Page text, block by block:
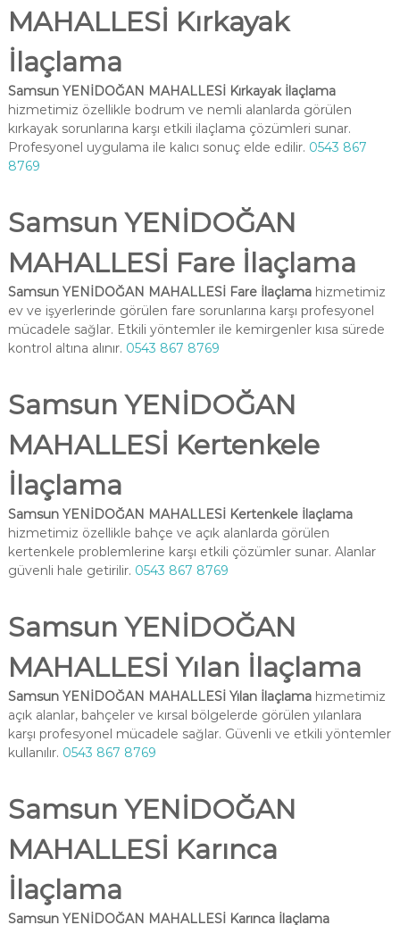
MAHALLESİ Kırkayak
İlaçlama
Samsun YENİDOĞAN MAHALLESİ Kırkayak İlaçlama
hizmetimiz özellikle bodrum ve nemli alanlarda görülen
kırkayak sorunlarına karşı etkili ilaçlama çözümleri sunar.
Profesyonel uygulama ile kalıcı sonuç elde edilir. 0543 867
8769
Samsun YENİDOĞAN
MAHALLESİ Fare İlaçlama
Samsun YENİDOĞAN MAHALLESİ Fare İlaçlamahizmetimiz
ev ve işyerlerinde görülen fare sorunlarına karşı profesyonel
mücadele sağlar. Etkili yöntemler ile kemirgenler kısa sürede
kontrol altına alınır. 0543 867 8769
Samsun YENİDOĞAN
MAHALLESİ Kertenkele
İlaçlama
Samsun YENİDOĞAN MAHALLESİ Kertenkele İlaçlama
hizmetimiz özellikle bahçe ve açık alanlarda görülen
kertenkele problemlerine karşı etkili çözümler sunar. Alanlar
güvenli hale getirilir. 0543 867 8769
Samsun YENİDOĞAN
MAHALLESİ Yılan İlaçlama
Samsun YENİDOĞAN MAHALLESİ Yılan İlaçlamahizmetimiz
açık alanlar, bahçeler ve kırsal bölgelerde görülen yılanlara
karşı profesyonel mücadele sağlar. Güvenli ve etkili yöntemler
kullanılır. 0543 867 8769
Samsun YENİDOĞAN
MAHALLESİ Karınca
İlaçlama
Samsun YENİDOĞAN MAHALLESİ Karınca İlaçlama